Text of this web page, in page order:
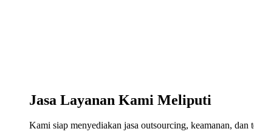
Jasa Layanan Kami Meliputi
Kami siap menyediakan jasa outsourcing, keamanan, dan